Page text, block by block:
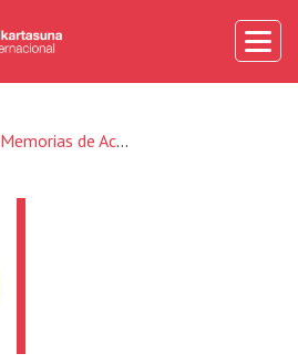
Memorias de Actividades y Pertenencia a Redes